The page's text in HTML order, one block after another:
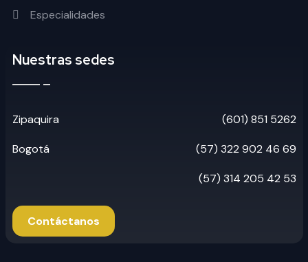
Especialidades
Nuestras sedes
Zipaquira (601) 851 5262
Bogotá (57) 322 902 46 69
(57) 314 205 42 53
Contáctanos